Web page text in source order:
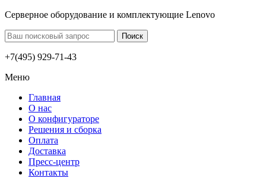
Серверное оборудование и комплектующие Lenovo
+7(495) 929-71-43
Меню
Главная
О нас
О конфигураторе
Решения и сборка
Оплата
Доставка
Пресс-центр
Контакты